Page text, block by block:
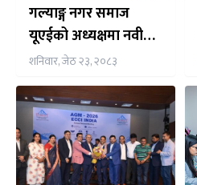
गल्याङ्ग नगर समाज
यूएईको अध्यक्षमा नवीन
न्यौपाने निर्विरोध निर्वाचित
शनिवार, जेठ २३, २०८३